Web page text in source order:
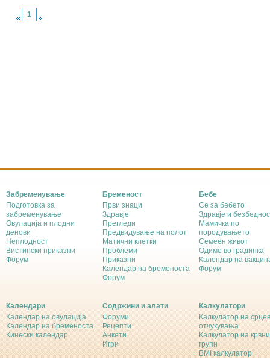
1
Забременување
Подготовка за
забременување
Овулација и плодни
денови
Неплодност
Вистински приказни
Форум
Бременост
Први знаци
Здравје
Прегледи
Предвидување на полот
Матични клетки
Проблеми
Приказни
Календар на бременоста
Форум
Бебе
Се за бебето
Здравје и
Мамичка по
породувањето
Семеен живот
Одиме во градинка
Календар на
Форум
Календари
Календар на овулација
Календар на бременоста
Кинески календар
Содржини и алати
Форуми
Рецепти
Анкети
Игри
Калкулатори
Калкулатор на
отчукувања
Калкулатор на крвни
групи
BMI калкулатор